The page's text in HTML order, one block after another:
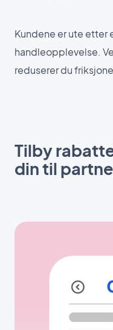
Kundene er ute etter
handleopplevelse.
reduserer du
Tilby
din til